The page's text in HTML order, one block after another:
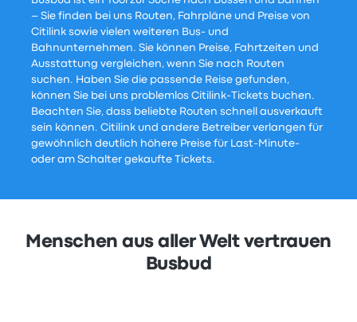
– Sie finden bei uns Routen, Fahrpläne und Preise von
Citilink sowie vielen weiteren Bus- und
Bahnunternehmen. Sie können Preise, Fahrtzeiten und
Ausstattung vergleichen, wenn Sie nach Routen
suchen. Haben Sie die passende Reise gefunden,
können Sie bei uns problemlos Citilink-Tickets buchen.
Beachten Sie, dass beliebte Routen schnell ausverkauft
sein können. Citilink und andere Betreiber verlangen für
gewöhnlich deutlich höhere Preise für Last-Minute-
oder am Schalter gekaufte Tickets.
Menschen aus aller Welt vertrauen
Busbud